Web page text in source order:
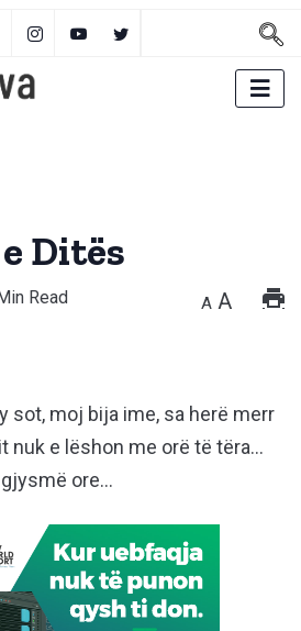
Ditës
Read A A
sot, moj bija ime, sa herë merr
nuk e lëshon me orë të tëra…
ore…